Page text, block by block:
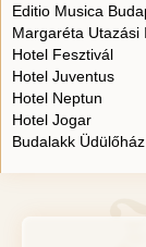
Editio Musica
Margaréta Utazási
Hotel Fesztivál
Hotel Juventus
Hotel Neptun
Hotel Jogar
Budalakk Üdülőház